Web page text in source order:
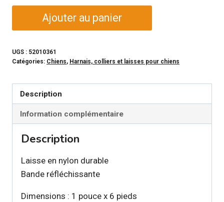
PETS
-
Maze
pour
chien
Ajouter au panier
UGS : 52010361
Catégories: Chiens, Harnais, colliers et laisses pour chiens
Description
Information complémentaire
Description
Laisse en nylon durable
Bande réfléchissante
Dimensions : 1 pouce x 6 pieds